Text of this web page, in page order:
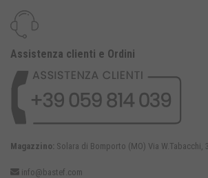
Assistenza clienti e Ordini
Magazzino: Solara di Bomporto (MO) Via W.Tabacchi,
info@bastef.com